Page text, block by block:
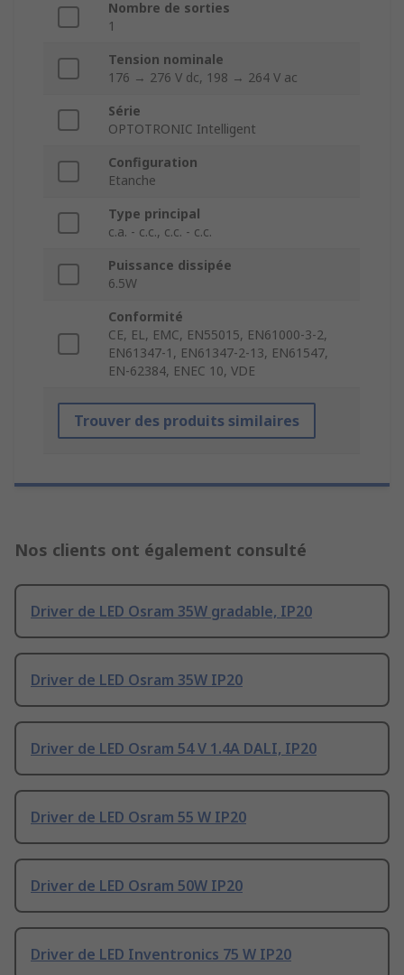
Nombre de sorties
1
Tension nominale
176 → 276 V dc, 198 → 264 V ac
Série
OPTOTRONIC Intelligent
Configuration
Etanche
Type principal
c.a. - c.c., c.c. - c.c.
Puissance dissipée
6.5W
Conformité
CE, EL, EMC, EN55015, EN61000-3-2,
EN61347-1, EN61347-2-13, EN61547,
EN-62384, ENEC 10, VDE
Trouver des produits similaires
Nos clients ont également consulté
Driver de LED Osram 35W gradable, IP20
Driver de LED Osram 35W IP20
Driver de LED Osram 54 V 1.4A DALI, IP20
Driver de LED Osram 55 W IP20
Driver de LED Osram 50W IP20
Driver de LED Inventronics 75 W IP20